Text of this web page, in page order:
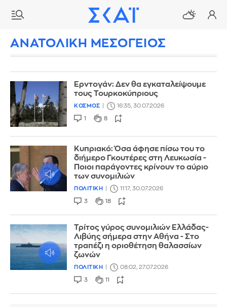
ΑΝΑΤΟΛΙΚΗ ΜΕΣΟΓΕΙΟΣ
Ερντογάν: Δεν θα εγκαταλείψουμε
τους Τουρκοκύπριους
ΚΟΣΜΟΣ 16:35, 30.07.2026
1 8
Κυπριακό: Όσα άφησε πίσω του το
διήμερο Γκουτέρες στη Λευκωσία -
Ποιοι παράγοντες κρίνουν το αύριο
των συνομιλιών
ΠΟΛΙΤΙΚΗ 11:17, 30.07.2026
3 18
Τρίτος γύρος συνομιλιών Ελλάδας-
Λιβύης σήμερα στην Αθήνα - Στο
τραπέζι η οριοθέτηση θαλασσίων
ζωνών
ΠΟΛΙΤΙΚΗ 08:02, 27.07.2026
3 11